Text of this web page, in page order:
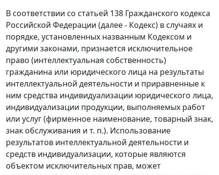
В соответствии со статьей 138 Гражданского кодекса
Российской Федерации (далее - Кодекс) в случаях и
порядке, установленных названным Кодексом и
другими законами, признается исключительное
право (интеллектуальная собственность)
гражданина или юридического лица на результаты
интеллектуальной деятельности и приравненные к
ним средства индивидуализации юридического лица,
индивидуализации продукции, выполняемых работ
или услуг (фирменное наименование, товарный знак,
знак обслуживания и т. п.). Использование
результатов интеллектуальной деятельности и
средств индивидуализации, которые являются
объектом исключительных прав, может